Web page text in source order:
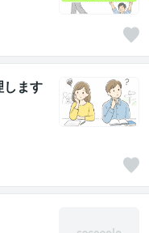
します